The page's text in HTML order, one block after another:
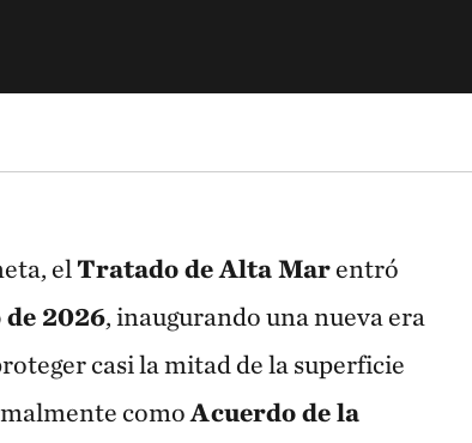
el Tratado de Alta Marentró
de 2026, inaugurando una nueva era
casi la mitad de la superficie
comoAcuerdo de la